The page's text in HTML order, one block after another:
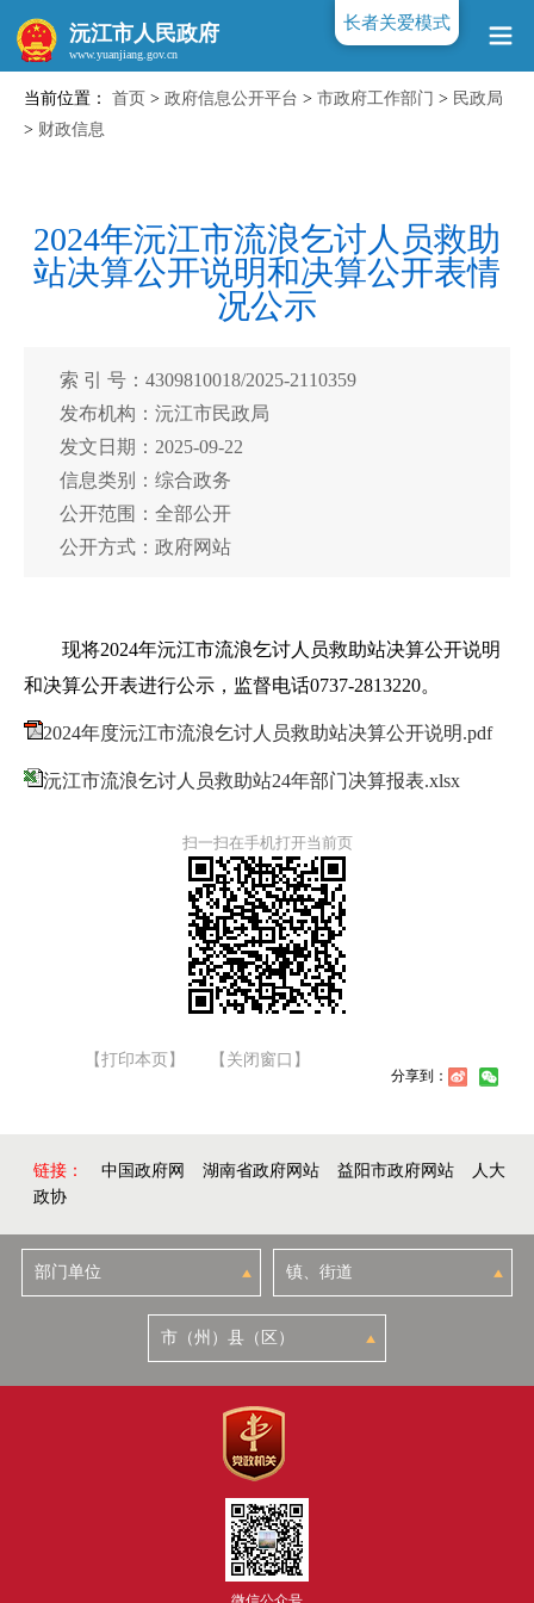
沅江市人民政府
当前位置： 首页 > 政府信息公开平台 > 市政府工作部门 > 民政局
> 财政信息
2024年沅江市流浪乞讨人员救助
站决算公开说明和决算公开表情
况公示
索 引 号：4309810018/2025-2110359
发布机构：沅江市民政局
发文日期：2025-09-22
信息类别：综合政务
公开范围：全部公开
公开方式：政府网站
现将2024年沅江市流浪乞讨人员救助站决算公开说明
和决算公开表进行公示，监督电话0737-2813220。
2024年度沅江市流浪乞讨人员救助站决算公开说明.pdf
沅江市流浪乞讨人员救助站24年部门决算报表.xlsx
扫一扫在手机打开当前页
【打印本页】 【关闭窗口】
分享到：
链接： 中国政府网 湖南省政府网站 益阳市政府网站
人大
政协
长者关爱模式